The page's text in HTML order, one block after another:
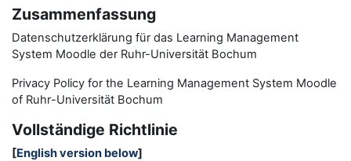
Zusammenfassung
Datenschutzerklärung für das Learning Management
System Moodle der Ruhr-Universität Bochum
Privacy Policy for the Learning Management System Moodle
of Ruhr-Universität Bochum
Vollständige Richtlinie
[English version below]